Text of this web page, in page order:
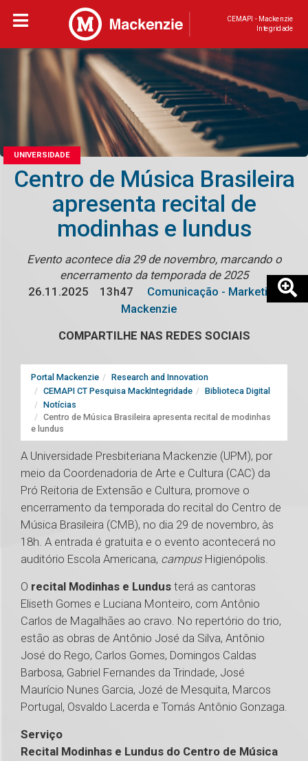
CEMAPI - Mackenzie
Integridade
UNIVERSIDADE
Centro de Música Brasileira
apresenta recital de
modinhas e lundus
Evento acontece dia 29 de novembro, marcando o
encerramento da temporada de 2025
26.11.2025
13h47
Comunicação - Marketing
Mackenzie
COMPARTILHE NAS REDES SOCIAIS
Portal Mackenzie
Research and Innovation
CEMAPI CT Pesquisa MackIntegridade
Biblioteca Digital
Notícias
Centro de Música Brasileira apresenta recital de modinhas
e lundus
A Universidade Presbiteriana Mackenzie (UPM), por
meio da Coordenadoria de Arte e Cultura (CAC) da
Pró Reitoria de Extensão e Cultura, promove o
encerramento da temporada do recital do Centro de
Música Brasileira (CMB), no dia 29 de novembro, às
18h. A entrada é gratuita e o evento acontecerá no
auditório Escola Americana, campus Higienópolis.
O recital Modinhas e Lundus terá as cantoras
Eliseth Gomes e Luciana Monteiro, com Antônio
Carlos de Magalhães ao cravo. No repertório do trio,
estão as obras de Antônio José da Silva, Antônio
José do Rego, Carlos Gomes, Domingos Caldas
Barbosa, Gabriel Fernandes da Trindade, José
Maurício Nunes Garcia, Jozé de Mesquita, Marcos
Portugal, Osvaldo Lacerda e Tomás Antônio Gonzaga.
Serviço
Recital Modinhas e Lundus do Centro de Música